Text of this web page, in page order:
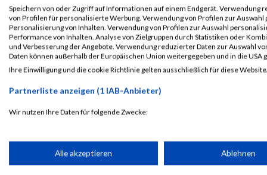
B2RUN Nürnberg
Teamwertung männlich
6886 Benjamin Detzel
B2RUN Nürnberg
Teamwertung mixed
6886 Benjamin Detzel
Einzelwertung männlich
Veranstaltung Last Name
Speichern von oder Zugriff auf Informationen auf einem Endgerät. Verwendung
von Profilen für personalisierte Werbung. Verwendung von Profilen zur
Personalisierung von Inhalten. Verwendung von Profilen zur Auswahl
Performance von Inhalten. Analyse von Zielgruppen durch Statistiken oder
und Verbesserung der Angebote. Verwendung reduzierter Daten zur Auswahl
Daten können außerhalb der Europäischen Union weitergegeben und in die USA
Ihre Einwilligung und die cookie Richtlinie gelten ausschließlich für diese
Partnerliste anzeigen (1 IAB-Anbieter)
Wir nutzen Ihre Daten für folgende Zwecke:
Speichern von oder Zugriff auf Informationen auf einem
Alle akzeptieren Ablehnen